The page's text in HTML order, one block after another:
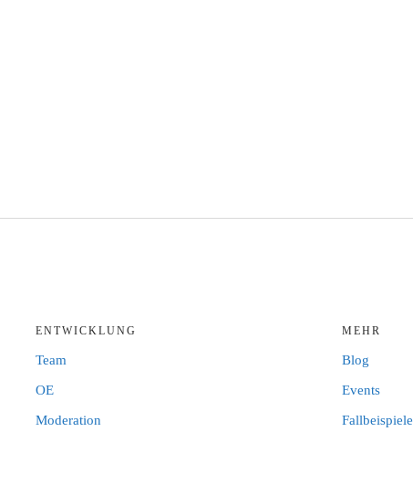
ENTWICKLUNG
Team
OE
Moderation
MEHR
Blog
Events
Fallbeispiele